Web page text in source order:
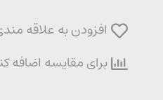
افزودن به علاقه مندی ها
برای مقایسه اضافه کنید